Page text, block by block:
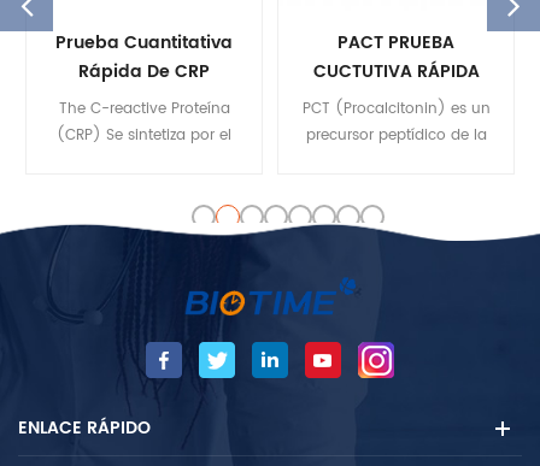
Prueba Cuantitativa
Rápida De CRP
The C-reactive Proteína
(CRP) Se sintetiza por el
conocido como uno de los
clásicos fase aguda
Reactivos. Se utiliza como un
marcador de inflamación y
cardiovascular
Enfermedades (C-VD).
Biotime La prueba CRP
incluye HS-CRP y
parámetros de prueba
normales de CRP que tienen
PACT PRUEBA
CUCTUTIVA RÁPIDA
PCT (Procalcitonin) es un
precursor peptídico de la
utilizar como un marcador
autoritario para el
estratificación de sepsis.
ENLACE RÁPIDO